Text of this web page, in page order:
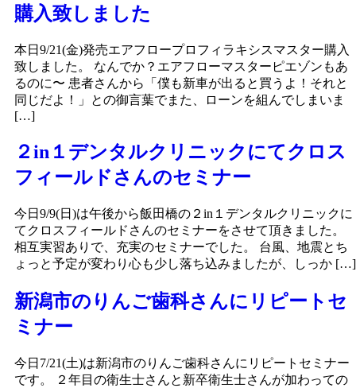
購入致しました
本日9/21(金)発売エアフロープロフィラキシスマスター購入
致しました。 なんでか？エアフローマスターピエゾンもあ
るのに〜 患者さんから「僕も新車が出ると買うよ！それと
同じだよ！」との御言葉でまた、ローンを組んでしまいま
[…]
２in１デンタルクリニックにてクロス
フィールドさんのセミナー
今日9/9(日)は午後から飯田橋の２in１デンタルクリニックに
てクロスフィールドさんのセミナーをさせて頂きました。
相互実習ありで、充実のセミナーでした。 台風、地震とち
ょっと予定が変わり心も少し落ち込みましたが、しっか […]
新潟市のりんご歯科さんにリピートセ
ミナー
今日7/21(土)は新潟市のりんご歯科さんにリピートセミナー
です。 ２年目の衛生士さんと新卒衛生士さんが加わっての